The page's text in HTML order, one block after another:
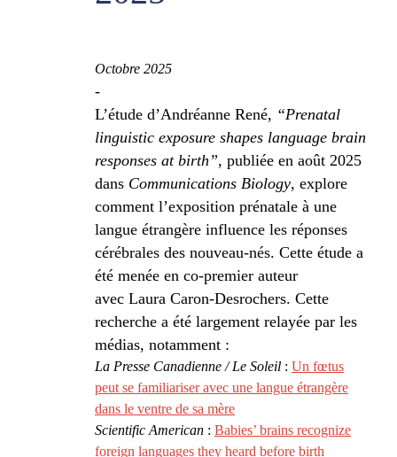
Octobre 2025
-
L’étude d’Andréanne René, “Prenatal
linguistic exposure shapes language brain
responses at birth”, publiée en août 2025
dans Communications Biology, explore
comment l’exposition prénatale à une
langue étrangère influence les réponses
cérébrales des nouveau-nés. Cette étude a
été menée en co‑premier auteur
avec Laura Caron-Desrochers. Cette
recherche a été largement relayée par les
médias, notamment :
La Presse Canadienne / Le Soleil : Un fœtus
peut se familiariser avec une langue étrangère
dans le ventre de sa mère
Scientific American : Babies’ brains recognize
foreign languages they heard before birth